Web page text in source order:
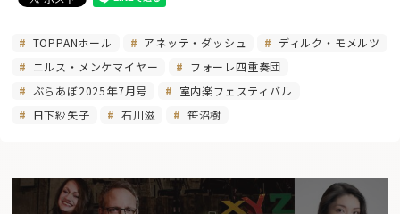
TOPPANホール アネッテ・ダッシュ
ディルク・モメルツ
ニルス・メンケマイヤー
フォーレ四重奏団
ぶらあぼ2025年7月号
室内楽フェスティバル
日下紗矢子
石川滋 笹沼樹